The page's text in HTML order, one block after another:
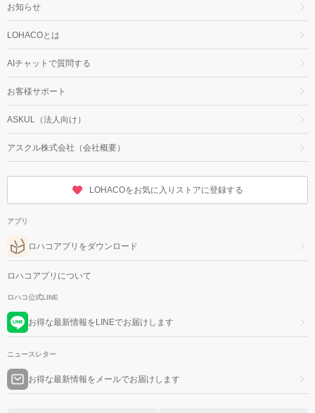
お知らせ
LOHACOとは
AIチャットで質問する
お客様サポート
ASKUL（法人向け）
アスクル株式会社（会社概要）
LOHACOをお気に入りストアに登録する
アプリ
ロハコアプリをダウンロード
ロハコアプリについて
ロハコ公式LINE
お得な最新情報をLINEでお届けします
ニュースレター
お得な最新情報をメールでお届けします